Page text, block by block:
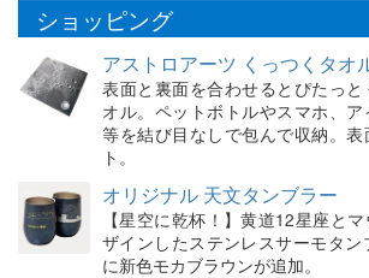
ショッピング
アストロアーツ くっつくタオ
表面と裏面を合わせるとぴたっ
オル。ペットボトルやスマホ、
等を結び目なしで包んで収納。
ト。
オリジナル 天文タンブラー
【星空に乾杯！】黄道12星座と
ザインしたステンレスサーモタ
に新色モカブラウンが追加。